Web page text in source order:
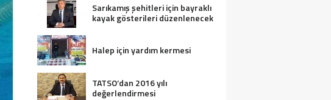
Sarıkamış şehitleri için bayraklı
kayak gösterileri düzenlenecek
Halep için yardım kermesi
TATSO’dan 2016 yılı
değerlendirmesi